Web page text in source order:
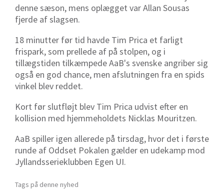
denne sæson, mens oplægget var Allan Sousas
fjerde af slagsen.
18 minutter før tid havde Tim Prica et farligt
frispark, som prellede af på stolpen, og i
tillægstiden tilkæmpede AaB's svenske angriber sig
også en god chance, men afslutningen fra en spids
vinkel blev reddet.
Kort før slutfløjt blev Tim Prica udvist efter en
kollision med hjemmeholdets Nicklas Mouritzen.
AaB spiller igen allerede på tirsdag, hvor det i første
runde af Oddset Pokalen gælder en udekamp mod
Jyllandsserieklubben Egen UI.
Tags på denne nyhed